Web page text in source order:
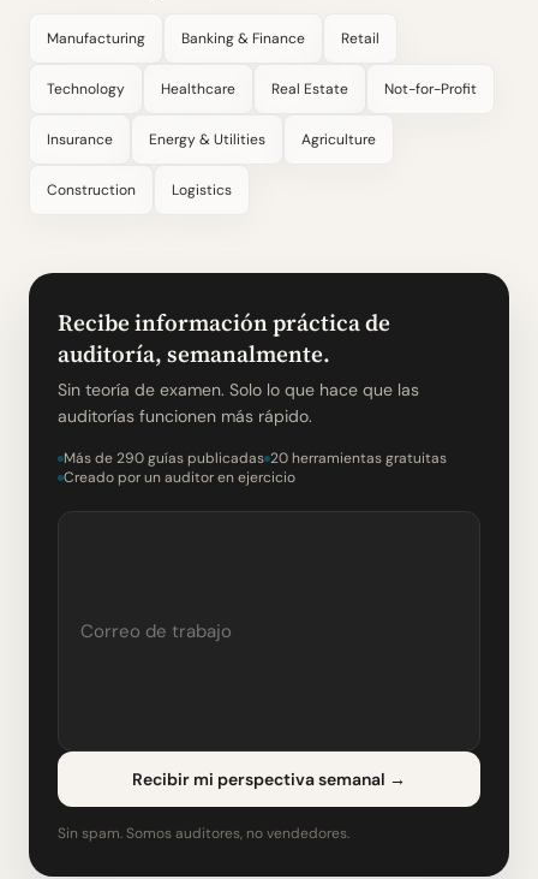
Manufacturing Banking & Finance Retail
Technology Healthcare Real Estate Not-for-Profit
Insurance Energy & Utilities Agriculture
Construction Logistics
Recibe información práctica de
auditoría, semanalmente.
Sin teoría de examen. Solo lo que hace que las
auditorías funcionen más rápido.
Más de 290 guías publicadas 20 herramientas gratuitas
Creado por un auditor en ejercicio
Recibir mi perspectiva semanal →
Sin spam. Somos auditores, no vendedores.